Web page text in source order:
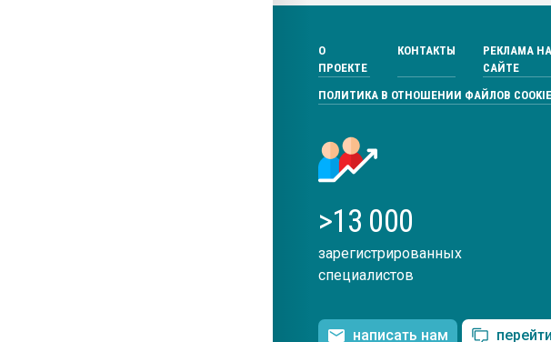
О
ПРОЕКТЕ
КОНТАКТЫ
РЕКЛАМА НА
САЙТЕ
ПОЛИТИКА В ОТНОШЕНИИ ФАЙЛОВ COOKIE
>13 000
зарегистрированных
специалистов
написать нам